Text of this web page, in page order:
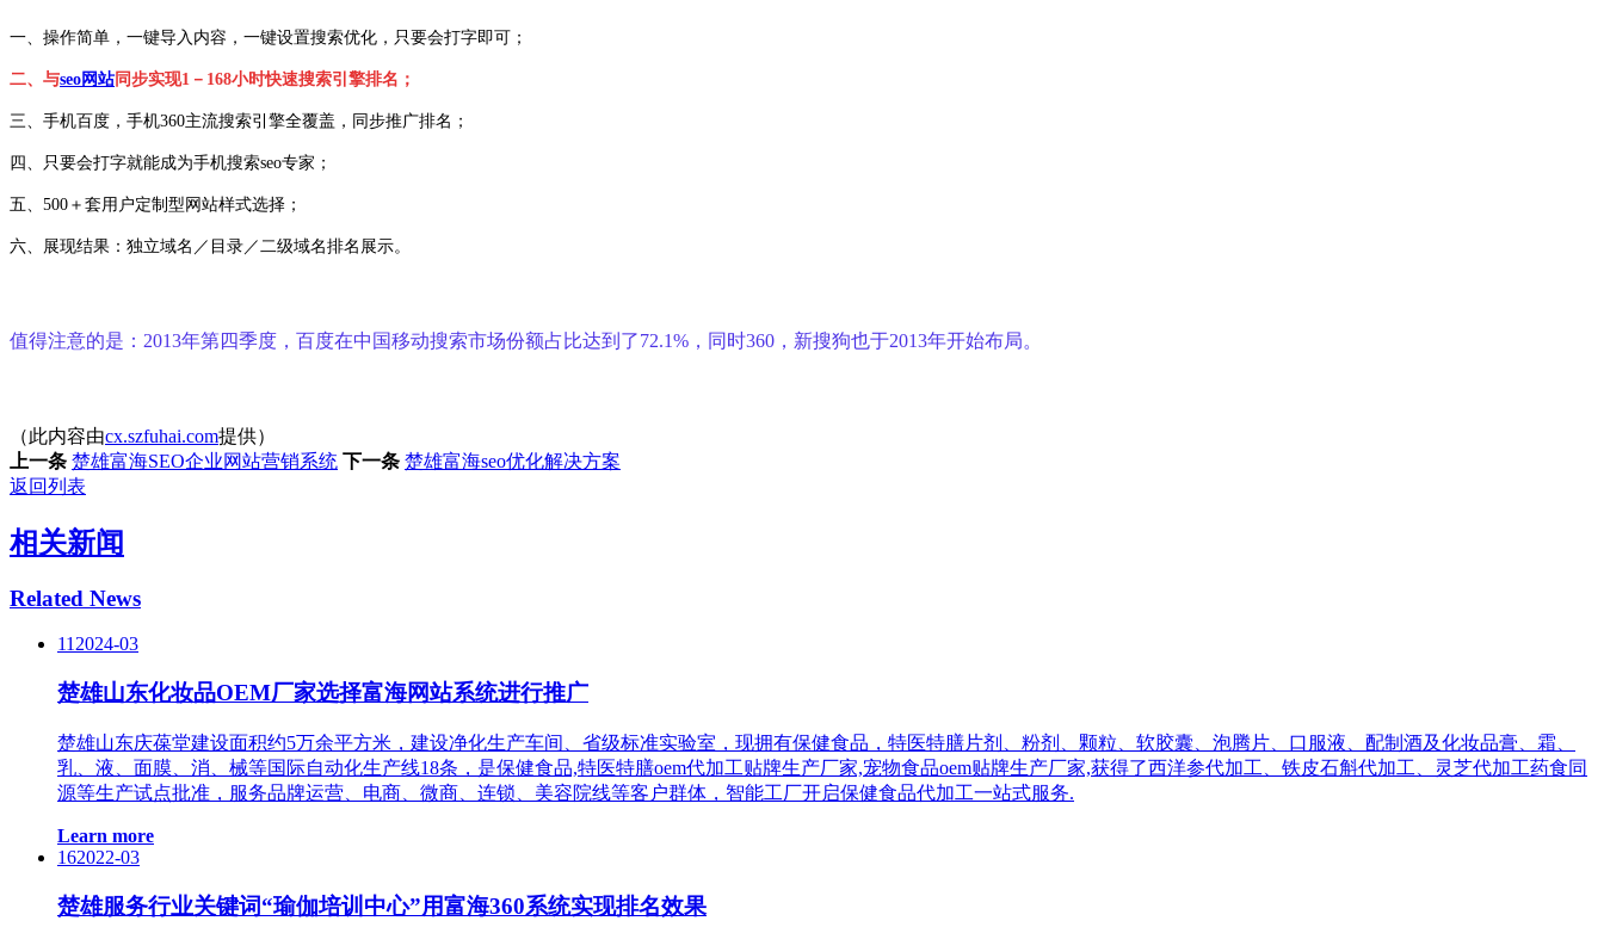
一、操作简单，一键导入内容，一键设置搜索优化，只要会打字即可；
二、与seo网站同步实现1－168小时快速搜索引擎排名；
三、手机百度，手机360主流搜索引擎全覆盖，同步推广排名；
四、只要会打字就能成为手机搜索seo专家；
五、500＋套用户定制型网站样式选择；
六、展现结果：独立域名／目录／二级域名排名展示。
值得注意的是：2013年第四季度，百度在中国移动搜索市场份额占比达到了72.1%，同时360，新搜狗也于2013年开始布局。
（此内容由cx.szfuhai.com提供）
上一条 楚雄富海SEO企业网站营销系统 下一条 楚雄富海seo优化解决方案
返回列表
相关新闻
Related News
11 2024-03
楚雄山东化妆品OEM厂家选择富海网站系统进行推广
楚雄山东庆葆堂建设面积约5万余平方米，建设净化生产车间、省级标准实验室，现拥有保健食品，特医特膳片剂、粉剂、颗粒、软胶囊、泡腾片、口服液、配制酒及化妆品膏、霜、
乳、液、面膜、消、械等国际自动化生产线18条，是保健食品,特医特膳oem代加工贴牌生产厂家,宠物食品oem贴牌生产厂家,获得了西洋参代加工、铁皮石斛代加工、灵芝代加工药食同
源等生产试点批准，服务品牌运营、电商、微商、连锁、美容院线等客户群体，智能工厂开启保健食品代加工一站式服务.
Learn more
162022-03
楚雄服务行业关键词“瑜伽培训中心”用富海360系统实现排名效果